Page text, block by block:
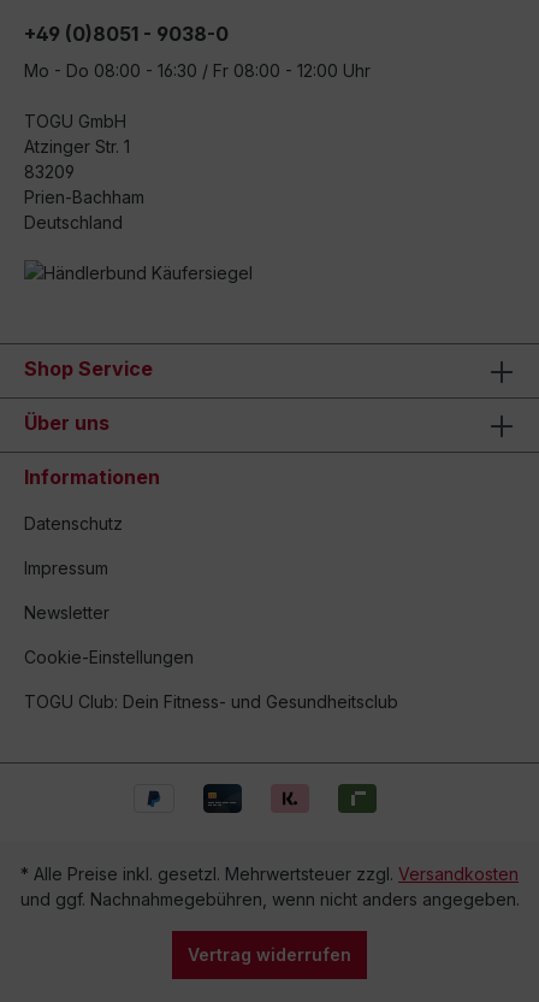
+49 (0)8051 - 9038-0
Mo - Do 08:00 - 16:30 / Fr 08:00 - 12:00 Uhr
TOGU GmbH
Atzinger Str. 1
83209
Prien-Bachham
Deutschland
Shop Service
Über uns
Informationen
Datenschutz
Impressum
Newsletter
Cookie-Einstellungen
TOGU Club: Dein Fitness- und Gesundheitsclub
* Alle Preise inkl. gesetzl. Mehrwertsteuer zzgl. Versandkosten
und ggf. Nachnahmegebühren, wenn nicht anders angegeben.
Vertrag widerrufen